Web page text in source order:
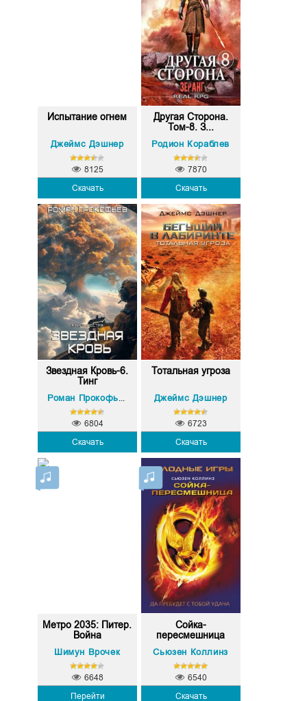
Испытание огнем
Джеймс Дэшнер
Скачать
8125
Другая Сторона.
Том-8. З...
Родион Кораблев
Скачать
7870
Звездная Кровь-6.
Тинг
Роман Прокофьев
Скачать
6804
Тотальная угроза
Джеймс Дэшнер
Скачать
6723
Метро 2035: Питер.
Война
Шимун Врочек
Перейти
6648
Сойка-
пересмешница
Сьюзен Коллинз
Скачать
6540